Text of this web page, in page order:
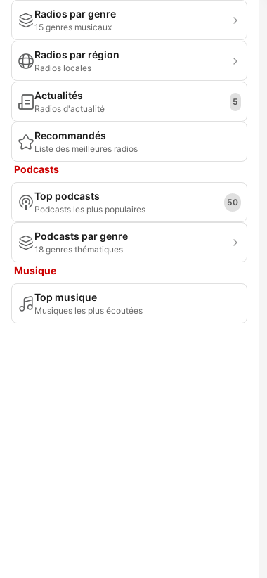
Radios par genre
15 genres musicaux
Radios par région
Radios locales
Actualités
Radios d'actualité
5
Recommandés
Liste des meilleures radios
Podcasts
Top podcasts
Podcasts les plus populaires
50
Podcasts par genre
18 genres thématiques
Musique
Top musique
Musiques les plus écoutées